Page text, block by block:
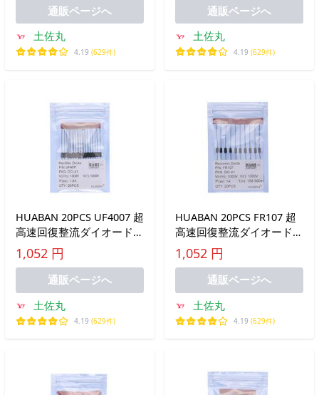
通販ページへ
土佐丸
4.19 (629件)
通販ページへ
土佐丸
4.19 (629件)
HUABAN 20PCS UF4007 超
高速回復整流ダイオード
1A 1000V 50-75ns DO-41
(DO-204AL) Axial 1
1,052 円
通販ページへ
土佐丸
4.19 (629件)
HUABAN 20PCS FR107 超
高速回復整流ダイオード
1A 1000V 150-500ns DO-
41 (DO-204AL) Axial 1
1,052 円
通販ページへ
土佐丸
4.19 (629件)